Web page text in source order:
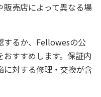
売店によって異なる場
するか、Fellowesの公
すすめします。保証内
対する修理・交換が含